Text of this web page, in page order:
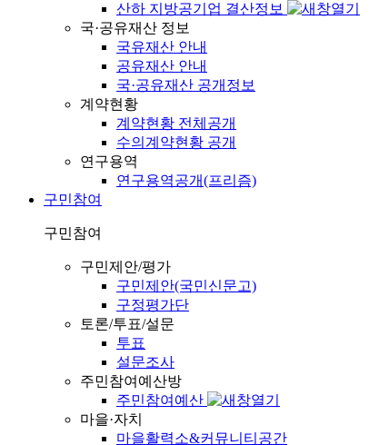
산하 지방공기업 결산정보
국·공유재산 정보
국유재산 안내
공유재산 안내
국·공유재산 공개정보
계약현황
계약현황 전체공개
수의계약현황 공개
연구용역
연구용역공개(프리즘)
구민참여
구민참여
구민제안/평가
구민제안(국민신문고)
구정평가단
토론/투표/설문
투표
설문조사
주민참여예산방
주민참여예산
마을·자치
마을활력소&커뮤니티공간